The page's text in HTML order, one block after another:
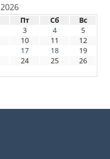
Пт Сб
Вс
3 4
5
10 11
12
17 18
19
24 25
26